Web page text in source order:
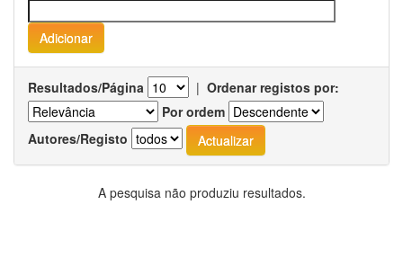
Resultados/Página | Ordenar registos por:
Por ordem
Autores/Registo
A pesquisa não produziu resultados.